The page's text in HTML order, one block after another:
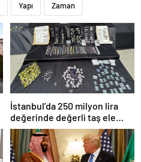
Yapı Zaman
İstanbul’da 250 milyon lira
değerinde değerli taş ele
geçirildi